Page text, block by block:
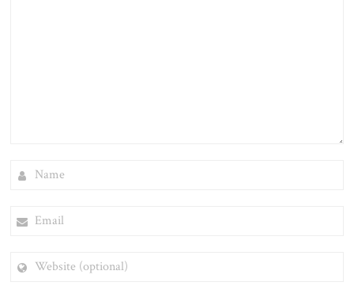
(OPTIONAL)